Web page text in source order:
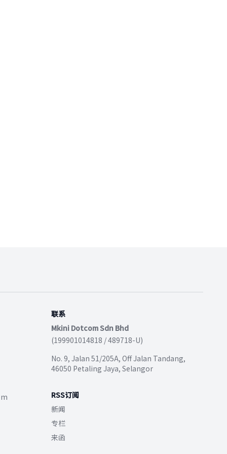
联系
Mkini Dotcom Sdn Bhd
(199901014818 / 489718-U)
No. 9, Jalan 51/205A, Off Jalan Tandang,
46050 Petaling Jaya, Selangor
RSS订阅
新闻
专栏
来函